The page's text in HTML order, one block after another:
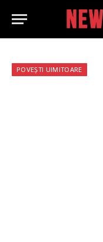
POVEȘTI UIMITOARE